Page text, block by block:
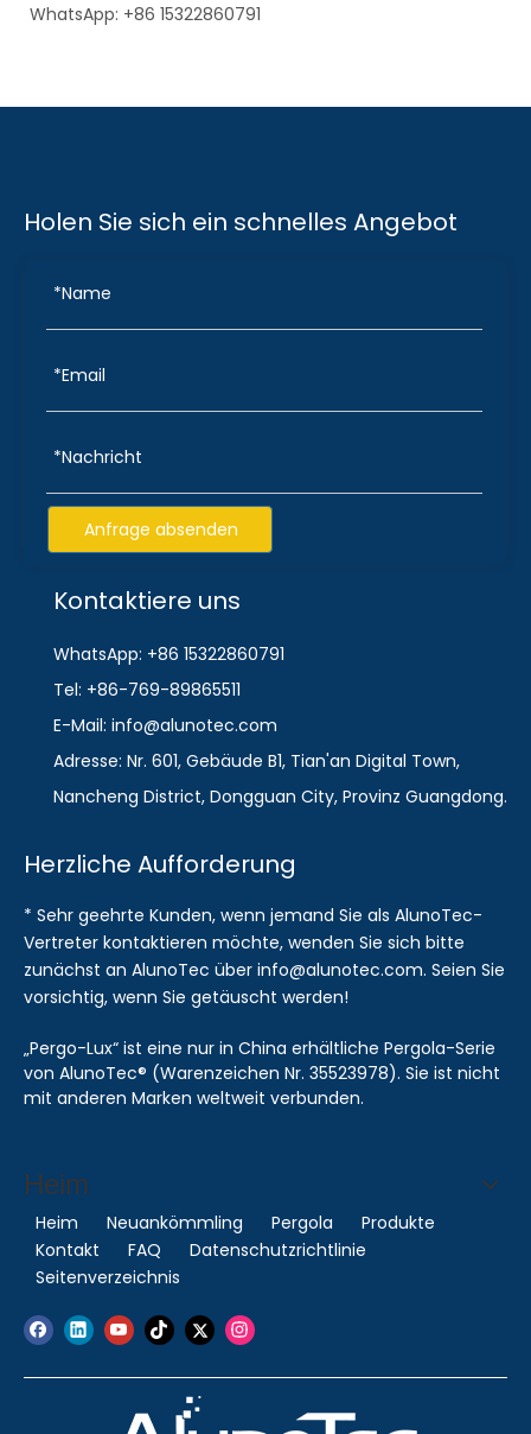
WhatsApp: +86 15322860791
Holen Sie sich ein schnelles Angebot
Anfrage absenden
Kontaktiere uns
WhatsApp: +86 15322860791
Tel: +86-769-89865511
E-Mail: info@alunotec.com
Adresse: Nr. 601, Gebäude B1, Tian'an Digital Town,
Nancheng District, Dongguan City, Provinz Guangdong.
Herzliche Aufforderung
* Sehr geehrte Kunden, wenn jemand Sie als AlunoTec-
Vertreter kontaktieren möchte, wenden Sie sich bitte
zunächst an AlunoTec über info@alunotec.com. Seien Sie
vorsichtig, wenn Sie getäuscht werden!
„Pergo-Lux“ ist eine nur in China erhältliche Pergola-Serie
von AlunoTec® (Warenzeichen Nr. 35523978). Sie ist nicht
mit anderen Marken weltweit verbunden.
Heim
Heim Neuankömmling Pergola
Produkte
Kontakt
FAQ
Datenschutzrichtlinie
Seitenverzeichnis